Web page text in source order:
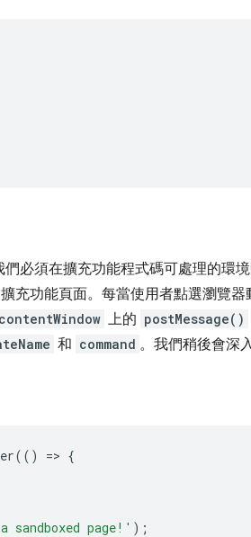
必須在擴充功能程式碼可處理的環
充功能頁面。每當使用者點選瀏覽
contentWindow 上的 postMessage()
和 command 。我們稍後會深
(() => {
sandboxed page!' );